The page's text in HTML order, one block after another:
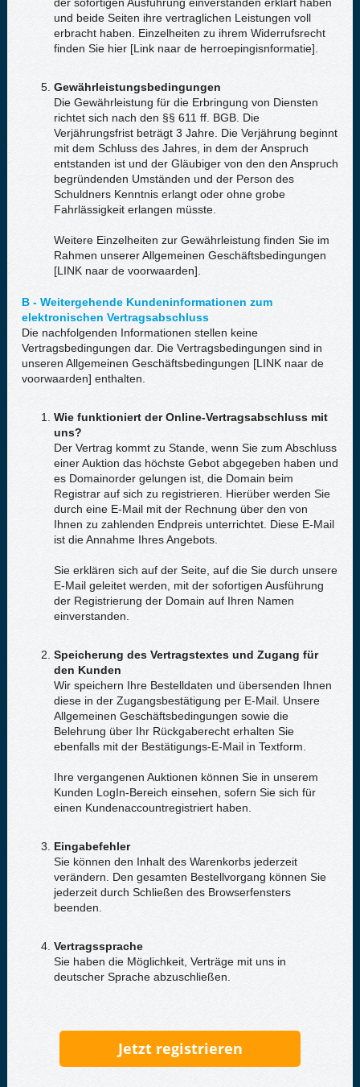
der sofortigen Ausführung einverstanden erklärt haben
und beide Seiten ihre vertraglichen Leistungen voll
erbracht haben. Einzelheiten zu ihrem Widerrufsrecht
finden Sie hier [Link naar de herroepingisnformatie].
Gewährleistungsbedingungen
Die Gewährleistung für die Erbringung von Diensten
richtet sich nach den §§ 611 ff. BGB. Die
Verjährungsfrist beträgt 3 Jahre. Die Verjährung beginnt
mit dem Schluss des Jahres, in dem der Anspruch
entstanden ist und der Gläubiger von den den Anspruch
begründenden Umständen und der Person des
Schuldners Kenntnis erlangt oder ohne grobe
Fahrlässigkeit erlangen müsste.
Weitere Einzelheiten zur Gewährleistung finden Sie im
Rahmen unserer Allgemeinen Geschäftsbedingungen
[LINK naar de voorwaarden].
B - Weitergehende Kundeninformationen zum
elektronischen Vertragsabschluss
Die nachfolgenden Informationen stellen keine
Vertragsbedingungen dar. Die Vertragsbedingungen sind in
unseren Allgemeinen Geschäftsbedingungen [LINK naar de
voorwaarden] enthalten.
Wie funktioniert der Online-Vertragsabschluss mit
uns?
Der Vertrag kommt zu Stande, wenn Sie zum Abschluss
einer Auktion das höchste Gebot abgegeben haben und
es Domainorder gelungen ist, die Domain beim
Registrar auf sich zu registrieren. Hierüber werden Sie
durch eine E-Mail mit der Rechnung über den von
Ihnen zu zahlenden Endpreis unterrichtet. Diese E-Mail
ist die Annahme Ihres Angebots.
Sie erklären sich auf der Seite, auf die Sie durch unsere
E-Mail geleitet werden, mit der sofortigen Ausführung
der Registrierung der Domain auf Ihren Namen
einverstanden.
Speicherung des Vertragstextes und Zugang für
den Kunden
Wir speichern Ihre Bestelldaten und übersenden Ihnen
diese in der Zugangsbestätigung per E-Mail. Unsere
Allgemeinen Geschäftsbedingungen sowie die
Belehrung über Ihr Rückgaberecht erhalten Sie
ebenfalls mit der Bestätigungs-E-Mail in Textform.
Ihre vergangenen Auktionen können Sie in unserem
Kunden LogIn-Bereich einsehen, sofern Sie sich für
einen Kundenaccountregistriert haben.
Eingabefehler
Sie können den Inhalt des Warenkorbs jederzeit
verändern. Den gesamten Bestellvorgang können Sie
jederzeit durch Schließen des Browserfensters
beenden.
Vertragssprache
Sie haben die Möglichkeit, Verträge mit uns in
deutscher Sprache abzuschließen.
Jetzt registrieren